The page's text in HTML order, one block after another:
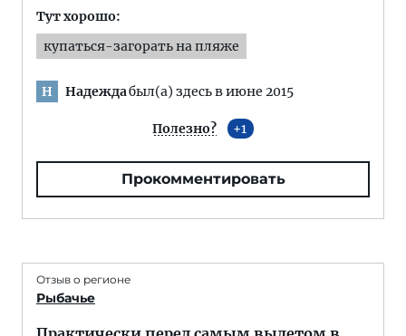
Тут хорошо:
купаться-загорать на пляже
Н Надеждабыл(а) здесь в июне 2015
Полезно? 1
Прокомментировать
Отзыв о регионе
Рыбачье